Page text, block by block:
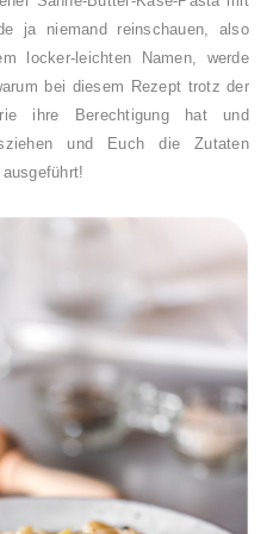
ja niemand reinschauen, also
locker-leichten Namen, werde
bei diesem Rezept trotz der
ihre Berechtigung hat und
und Euch die Zutaten